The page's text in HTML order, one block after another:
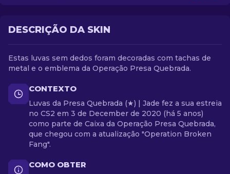
DESCRIÇÃO DA SKIN
Estas luvas sem dedos foram decoradas com tachas de
metal e o emblema da Operação Presa Quebrada.
CONTEXTO
Luvas da Presa Quebrada (★) | Jade fez a sua estreia
no CS2 em 3 de December de 2020 (há 5 anos)
como parte de Caixa da Operação Presa Quebrada,
que chegou com a atualização "Operation Broken
Fang".
COMO OBTER